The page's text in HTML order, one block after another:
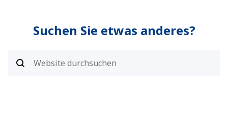
Suchen Sie etwas anderes?